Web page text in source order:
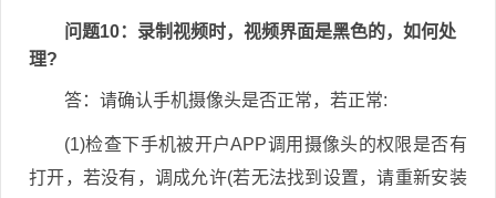
问题10：录制视频时，视频界面是黑色的，如何处
理?
答：请确认手机摄像头是否正常，若正常:
(1)检查下手机被开户APP调用摄像头的权限是否有
打开，若没有，调成允许(若无法找到设置，请重新安装